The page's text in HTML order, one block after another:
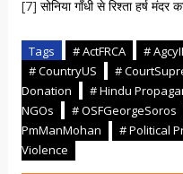
[7] सोनिया गाँधी से रिश्ता हर्ष मंदर
Tags # ActFRCA #
# CountryUS
#
Donation
# Hindu
NGOs
# OSFGeorgeSoros
PmManMohan
# Political
Violence